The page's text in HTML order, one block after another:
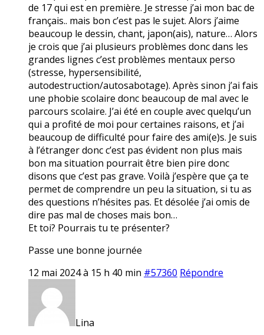
de 17 qui est en première. Je stresse j’ai mon bac de
français.. mais bon c’est pas le sujet. Alors j’aime
beaucoup le dessin, chant, japon(ais), nature… Alors
je crois que j’ai plusieurs problèmes donc dans les
grandes lignes c’est problèmes mentaux perso
(stresse, hypersensibilité,
autodestruction/autosabotage). Après sinon j’ai fais
une phobie scolaire donc beaucoup de mal avec le
parcours scolaire. J’ai été en couple avec quelqu’un
qui a profité de moi pour certaines raisons, et j’ai
beaucoup de difficulté pour faire des ami(e)s. Je suis
à l’étranger donc c’est pas évident non plus mais
bon ma situation pourrait être bien pire donc
disons que c’est pas grave. Voilà j’espère que ça te
permet de comprendre un peu la situation, si tu as
des questions n’hésites pas. Et désolée j’ai omis de
dire pas mal de choses mais bon…
Et toi? Pourrais tu te présenter?
Passe une bonne journée
12 mai 2024 à 15 h 40 min #57360 Répondre
Lina